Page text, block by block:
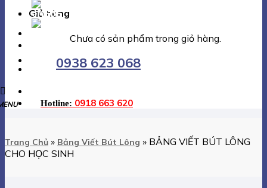
Giỏ hàng
Chưa có sản phẩm trong giỏ hàng.
EN
0938 623 068
Hotline: 0918 663 620
Trang Chủ » Bảng Viết Bút Lông » BẢNG VIẾT BÚT LÔNG
CHO HỌC SINH